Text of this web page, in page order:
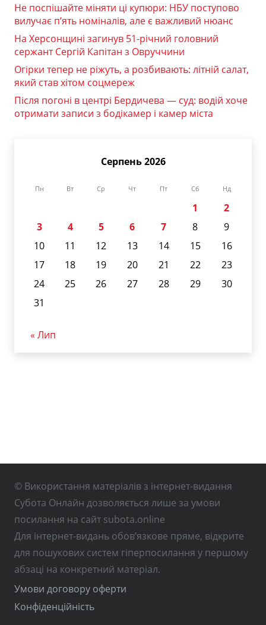
Не поспішайте міняти ці купюри: НБУ поступово
вилучає п’ять номіналів, але є важливий нюанс
На Херсонщині загинув 51-річний головний
сержант Сергій Капітан з Овруччини
Огірки тепер не ріжуть, а розбивають: літній салат,
який став хітом соцмереж
Після погоні в центрі Бердичева — суд: водій хоче
отримати записи з бодікамер і камер міста
Серпень 2026
Пн Вт Ср Чт Пт Сб Нд
1
2
3
4 5 6 7 8
9
10
11 12 13 14 15
16
17
18 19 20 21 22
23
24
25 26 27 28 29
30
31
« Лип
© Використання матеріалів з інтернет-видання
Субота Онлайн дозволяється лише за умови
посилання на сайт subota.online
Для інтернет-видань обов’язкове пряме, відкрите
для пошукових систем гіперпосилання у першому
абзаці на конкретний матеріал.
Умови договору оферти
Конфіденційність